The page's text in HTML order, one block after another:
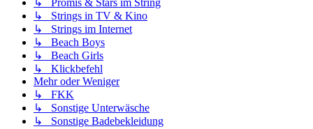
↳ Promis & Stars im String
↳ Strings in TV & Kino
↳ Strings im Internet
↳ Beach Boys
↳ Beach Girls
↳ Klickbefehl
Mehr oder Weniger
↳ FKK
↳ Sonstige Unterwäsche
↳ Sonstige Badebekleidung